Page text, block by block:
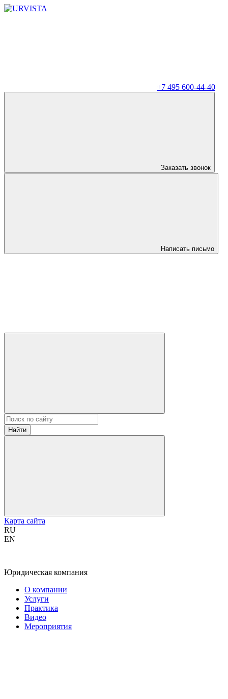
+7 495 600-44-40
Заказать звонок
Написать письмо
Найти
Карта сайта
RU
EN
Юридическая компания
О компании
Услуги
Практика
Видео
Мероприятия